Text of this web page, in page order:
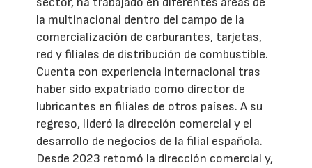
la multinacional dentro del campo de la
comercialización de carburantes, tarjetas,
red y filiales de distribución de combustible.
Cuenta con experiencia internacional tras
haber sido expatriado como director de
lubricantes en filiales de otros países. A su
regreso, lideró la dirección comercial y el
desarrollo de negocios de la filial española.
Desde 2023 retomó la dirección comercial y,